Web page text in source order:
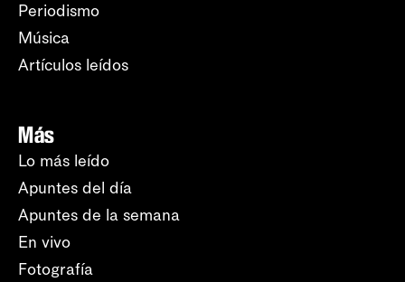
Periodismo
Música
Artículos leídos
Más
Lo más leído
Apuntes del día
Apuntes de la semana
En vivo
Fotografía